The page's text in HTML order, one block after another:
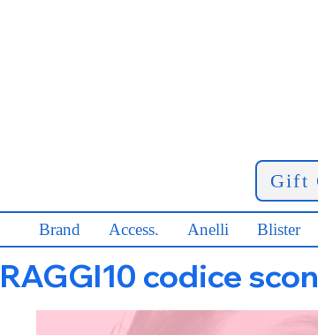
Gift
Brand Access. Anelli Blister
RAGGI10 codice